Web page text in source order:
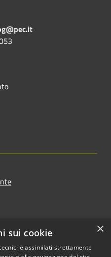
×
sui cookie
e assimilati strettamente